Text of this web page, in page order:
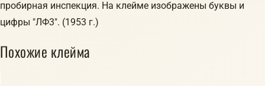
пробирная инспекция. На клейме изображены буквы и
цифры "ЛФ3". (1953 г.)
Похожие клейма